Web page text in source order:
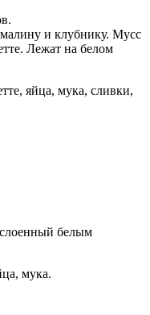
и клубнику. Мусс
Лежат на белом
яйца, мука, сливки,
белым
мука.